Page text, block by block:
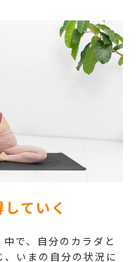
ていく
で、自分のカラダと
いまの自分の状況に